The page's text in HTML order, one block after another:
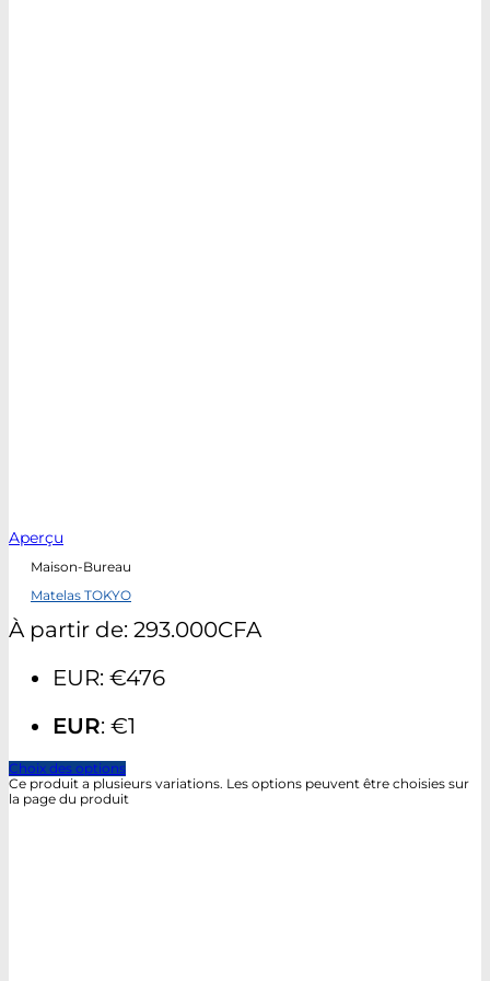
Aperçu
Maison-Bureau
Matelas TOKYO
À partir de: 293.000CFA
EUR: €476
EUR: €1
Choix des options
Ce produit a plusieurs variations. Les options peuvent être choisies sur
la page du produit